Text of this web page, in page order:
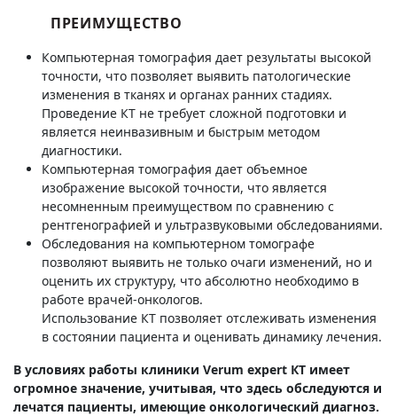
ПРЕИМУЩЕСТВО
Компьютерная томография дает результаты высокой
точности, что позволяет выявить патологические
изменения в тканях и органах ранних стадиях.
Проведение КТ не требует сложной подготовки и
является неинвазивным и быстрым методом
диагностики.
Компьютерная томография дает объемное
изображение высокой точности, что является
несомненным преимуществом по сравнению с
рентгенографией и ультразвуковыми обследованиями.
Обследования на компьютерном томографе
позволяют выявить не только очаги изменений, но и
оценить их структуру, что абсолютно необходимо в
работе врачей-онкологов.
Использование КТ позволяет отслеживать изменения
в состоянии пациента и оценивать динамику лечения.
В условиях работы клиники Verum expert КТ имеет
огромное значение, учитывая, что здесь обследуются и
лечатся пациенты, имеющие онкологический диагноз.